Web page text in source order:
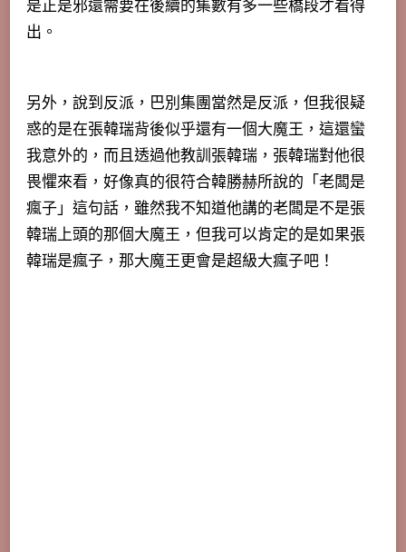
是正是邪還需要在後續的集數有多一些橋段才看得
出。
另外，說到反派，巴別集團當然是反派，但我很疑
惑的是在張韓瑞背後似乎還有一個大魔王，這還蠻
我意外的，而且透過他教訓張韓瑞，張韓瑞對他很
畏懼來看，好像真的很符合韓勝赫所說的「老闆是
瘋子」這句話，雖然我不知道他講的老闆是不是張
韓瑞上頭的那個大魔王，但我可以肯定的是如果張
韓瑞是瘋子，那大魔王更會是超級大瘋子吧！